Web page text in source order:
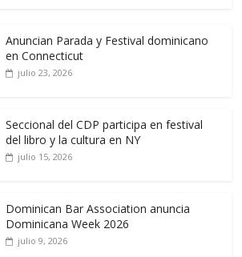
Anuncian Parada y Festival dominicano
en Connecticut
julio 23, 2026
Seccional del CDP participa en festival
del libro y la cultura en NY
julio 15, 2026
Dominican Bar Association anuncia
Dominicana Week 2026
julio 9, 2026